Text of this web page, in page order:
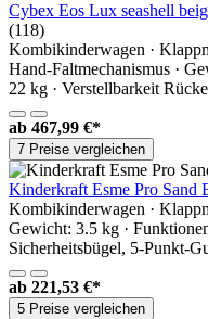
Cybex Eos Lux seashell
(118)
Kombikinderwagen ·
Hand-Faltmechanismus ·
22 kg · Verstellbarkeit
ab 467,99 €*
7 Preise vergleichen
Kinderkraft Esme Pro Sand
Kombikinderwagen ·
Gewicht: 3.5 kg ·
Sicherheitsbügel, 5-Punkt-
ab 221,53 €*
5 Preise vergleichen